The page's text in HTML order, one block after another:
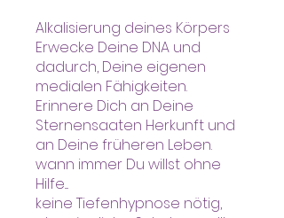
Alkalisierung deines Körpers
Erwecke Deine DNA und
dadurch, Deine eigenen
medialen Fähigkeiten.
Erinnere Dich an Deine
Sternensaaten Herkunft und
an Deine früheren Leben.
wann immer Du willst ohne
Hilfe....
keine Tiefenhypnose nötig,